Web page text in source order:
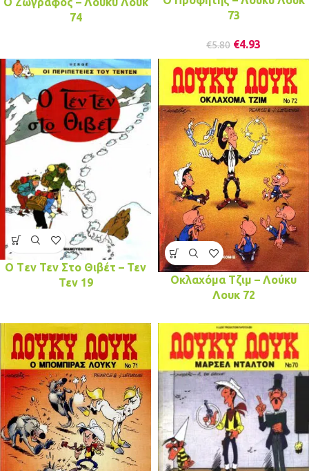
74
73
€5.80 €4.93
O Tεν Τεν Στο Θιβέτ – Τεν
Τεν 19
Οκλαχόμα Τζιμ – Λούκυ
Λουκ 72